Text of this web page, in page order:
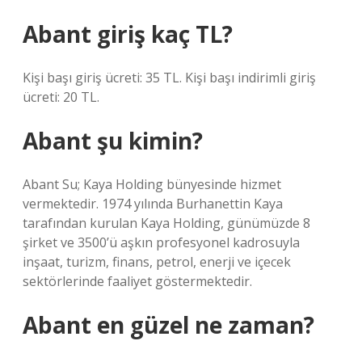
Abant giriş kaç TL?
Kişi başı giriş ücreti: 35 TL. Kişi başı indirimli giriş
ücreti: 20 TL.
Abant şu kimin?
Abant Su; Kaya Holding bünyesinde hizmet
vermektedir. 1974 yılında Burhanettin Kaya
tarafından kurulan Kaya Holding, günümüzde 8
şirket ve 3500’ü aşkın profesyonel kadrosuyla
inşaat, turizm, finans, petrol, enerji ve içecek
sektörlerinde faaliyet göstermektedir.
Abant en güzel ne zaman?